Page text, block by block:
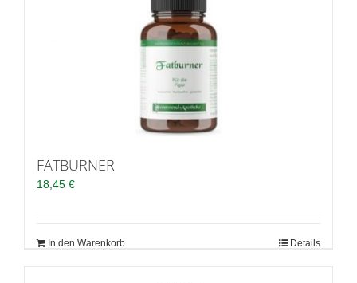
FATBURNER
18,45 €
In den Warenkorb Details